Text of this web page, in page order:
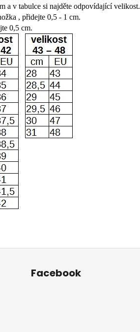
a v tabulce si najděte odpovídající velikost.
, přidejte 0,5 - 1 cm.
0,5 cm.
Facebook